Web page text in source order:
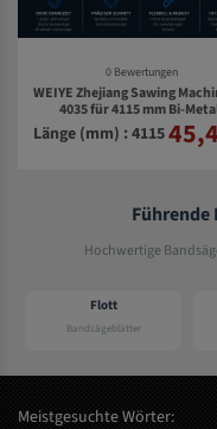
0 Bewertungen
WEIYE Zhejiang Sawing
4035 für 4115 mm Bi-
Bandsägeblätter
Länge (mm) : 4115
Führende
Hochwertige
Flott
Bandsägeblätter
Meistgesuchte Wörter: